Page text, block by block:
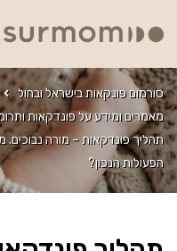
סורמום פונקאות בישראל ובחול
מאמרים ומידע על פונדקאות
תהליך פונדקאות – מורה
הפעולות הנכון?